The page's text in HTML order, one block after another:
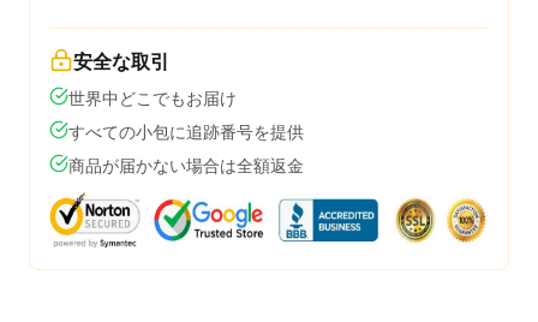
安全な取引
世界中どこでもお届け
すべての小包に追跡番号を提供
商品が届かない場合は全額返金